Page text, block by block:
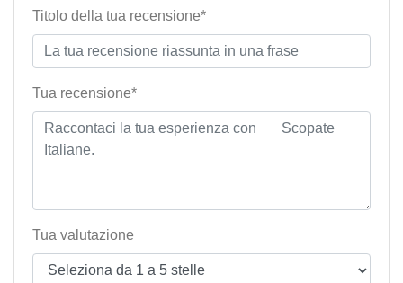
Titolo della tua recensione*
Tua recensione*
Tua valutazione